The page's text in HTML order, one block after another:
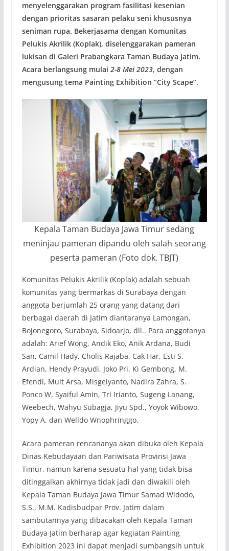
menyelenggarakan program fasilitasi kesenian
dengan prioritas sasaran pelaku seni khususnya
seniman rupa. Bekerjasama dengan Komunitas
Pelukis Akrilik (Koplak), diselenggarakan pameran
lukisan di Galeri Prabangkara Taman Budaya Jatim.
Acara berlangsung mulai 2-8 Mei 2023, dengan
mengusung tema Painting Exhibition “City Scape”.
Kepala Taman Budaya Jawa Timur sedang
meninjau pameran dipandu oleh salah seorang
peserta pameran (Foto dok. TBJT)
Komunitas Pelukis Akrilik (Koplak) adalah sebuah
komunitas yang bermarkas di Surabaya dengan
anggota berjumlah 25 orang yang datang dari
berbagai daerah di Jatim diantaranya Lamongan,
Bojonegoro, Surabaya, Sidoarjo, dll.. Para anggotanya
adalah: Arief Wong, Andik Eko, Anik Ardana, Budi
San, Camil Hady, Cholis Rajaba, Cak Har, Esti S.
Ardian, Hendy Prayudi, Joko Pri, Ki Gembong, M.
Efendi, Muit Arsa, Misgeiyanto, Nadira Zahra, S.
Ponco W, Syaiful Amin, Tri Irianto, Sugeng Lanang,
Weebech, Wahyu Subagja, Jiyu Spd., Yoyok Wibowo,
Yopy A. dan Welldo Wnophringgo.
Acara pameran rencananya akan dibuka oleh Kepala
Dinas Kebudayaan dan Pariwisata Provinsi Jawa
Timur, namun karena sesuatu hal yang tidak bisa
ditinggalkan akhirnya tidak jadi dan diwakili oleh
Kepala Taman Budaya Jawa Timur Samad Widodo,
S.S., M.M. Kadisbudpar Prov. Jatim dalam
sambutannya yang dibacakan oleh Kepala Taman
Budaya Jatim berharap agar kegiatan Painting
Exhibition 2023 ini dapat menjadi sumbangsih untuk